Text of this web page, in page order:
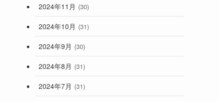
2024年11月 (30)
2024年10月 (31)
2024年9月 (30)
2024年8月 (31)
2024年7月 (31)